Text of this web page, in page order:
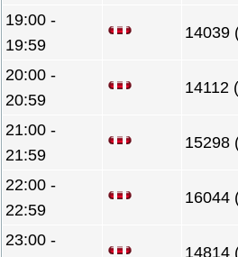
19:00 -
19:59
14039
20:00 -
20:59
14112
21:00 -
21:59
15298
22:00 -
22:59
16044
23:00 -
14814